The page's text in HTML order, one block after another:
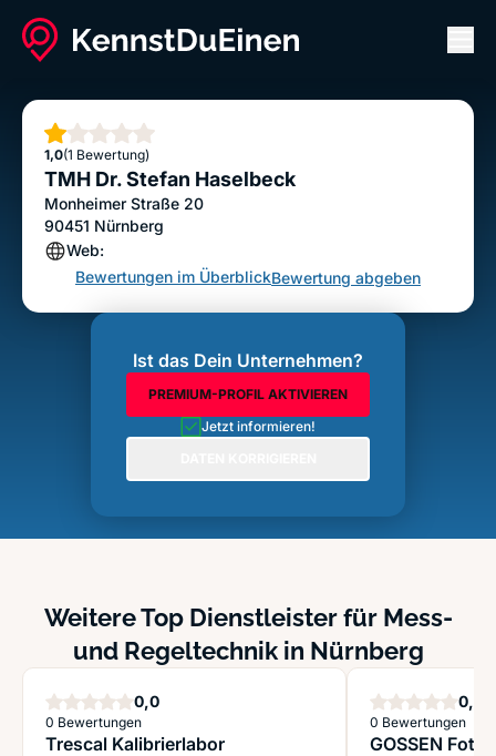
TMH Dr. Stefan Haselbeck
1,0
Stern(1 Bewertung)
TMH Dr. Stefan Haselbeck
Monheimer Straße 20
90451 Nürnberg
Web:
Bewertungen im ÜberblickBewertung abgeben
Ist das Dein Unternehmen?
PREMIUM-PROFIL AKTIVIEREN
Jetzt informieren!
Weitere Top Dienstleister für Mess-
und Regeltechnik in Nürnberg
0,0Sterne
0 Bewertungen
Trescal Kalibrierlabor
0,0
0 Bewertungen
GOSSEN